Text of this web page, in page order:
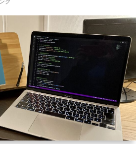
ー
ル
HP
マ
ガ
筆
セ
ミ
ナ
ー・